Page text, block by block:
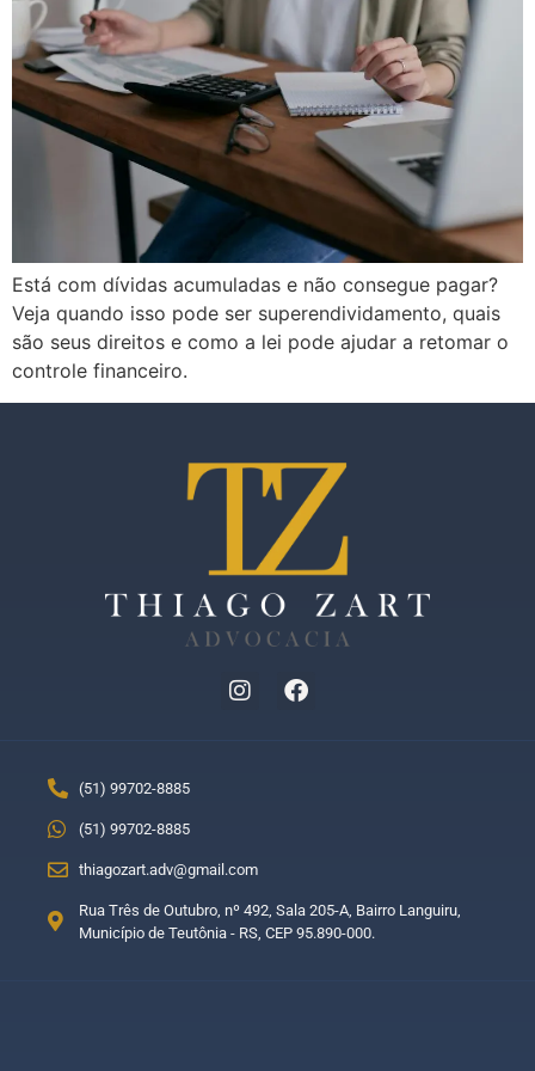
Está com dívidas acumuladas e não consegue pagar?
Veja quando isso pode ser superendividamento, quais
são seus direitos e como a lei pode ajudar a retomar o
controle financeiro.
(51) 99702-8885
(51) 99702-8885
thiagozart.adv@gmail.com
Rua Três de Outubro, nº 492, Sala 205-A, Bairro Languiru,
Município de Teutônia - RS, CEP 95.890-000.